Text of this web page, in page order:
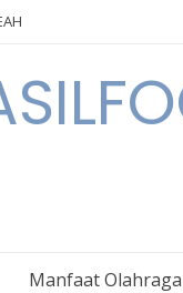
Manfaat Olahraga